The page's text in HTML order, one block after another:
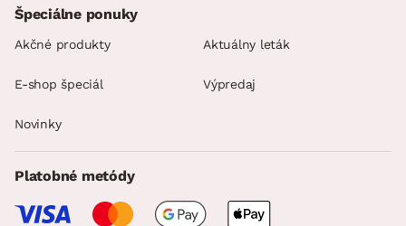
Špeciálne ponuky
Akčné produkty Aktuálny leták
E-shop špeciál Výpredaj
Novinky
Platobné metódy